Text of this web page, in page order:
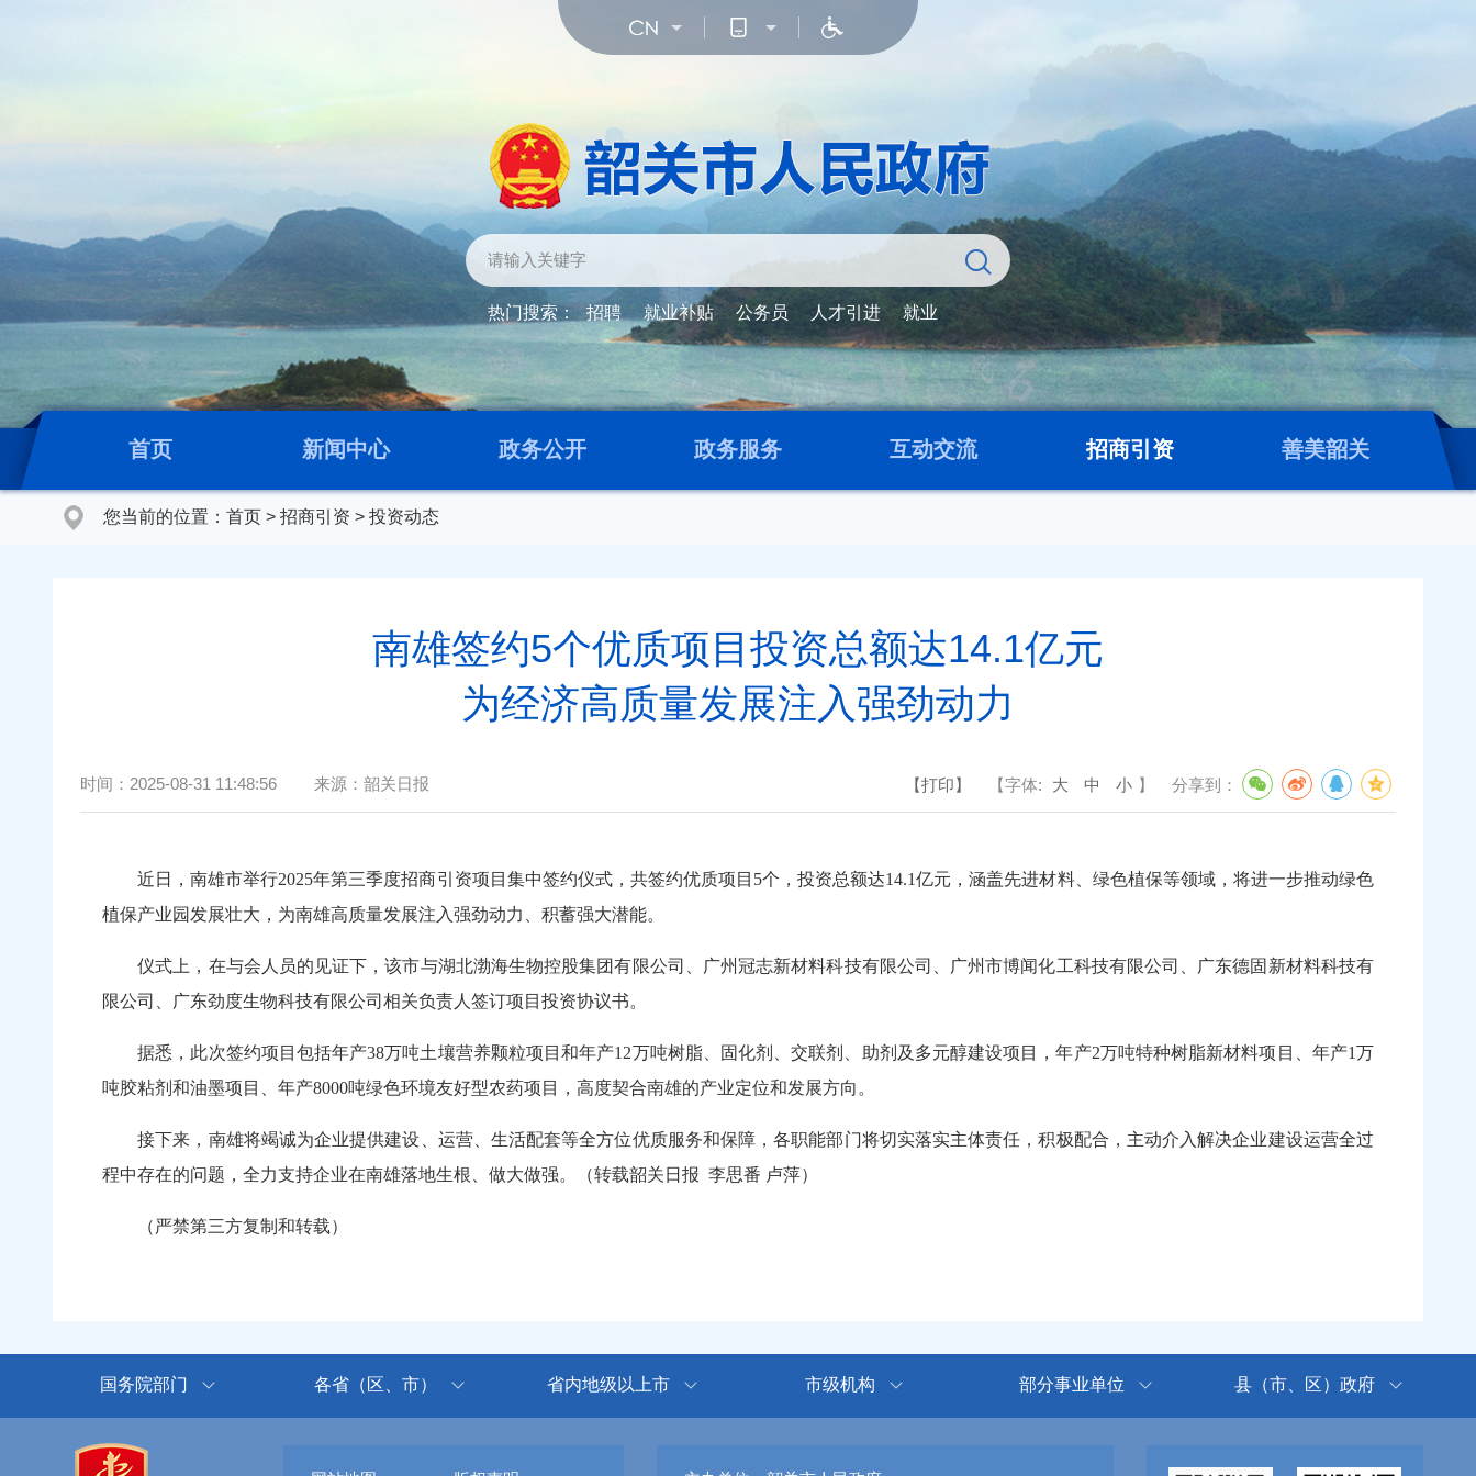
热门搜索： 招聘 就业补贴 公务员 人才引进 就业
首页 新闻中心 政务公开 政务服务 互动交流 招商引资 善美韶关
您当前的位置： 首页 > 招商引资 > 投资动态
南雄签约5个优质项目投资总额达14.1亿元
为经济高质量发展注入强劲动力
时间： 2025-08-31 11:48:56 来源： 韶关日报 【打印】 【字体: 大 中 小 】 分享到：
近日，南雄市举行2025年第三季度招商引资项目集中签约仪式，共签约优质项目5个，投资总额达14.1亿元，涵盖先进材料、绿色植保等领域，将进一步推动绿色
植保产业园发展壮大，为南雄高质量发展注入强劲动力、积蓄强大潜能。
仪式上，在与会人员的见证下，该市与湖北渤海生物控股集团有限公司、广州冠志新材料科技有限公司、广州市博闻化工科技有限公司、广东德固新材料科技有
限公司、广东劲度生物科技有限公司相关负责人签订项目投资协议书。
据悉，此次签约项目包括年产38万吨土壤营养颗粒项目和年产12万吨树脂、固化剂、交联剂、助剂及多元醇建设项目，年产2万吨特种树脂新材料项目、年产1万
吨胶粘剂和油墨项目、年产8000吨绿色环境友好型农药项目，高度契合南雄的产业定位和发展方向。
接下来，南雄将竭诚为企业提供建设、运营、生活配套等全方位优质服务和保障，各职能部门将切实落实主体责任，积极配合，主动介入解决企业建设运营全过
程中存在的问题，全力支持企业在南雄落地生根、做大做强。（转载韶关日报 李思番 卢萍）
（严禁第三方复制和转载）
国务院部门 各省（区、市） 省内地级以上市 市级机构 部分事业单位 县（市、区）政府